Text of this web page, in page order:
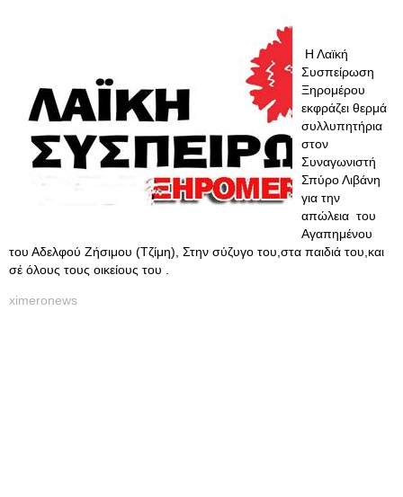
Η Λαϊκή
Συσπείρωση
Ξηρομέρου
εκφράζει θερμά
συλλυπητήρια
στον
Συναγωνιστή
Σπύρο Λιβάνη
για την
απώλεια του
Αγαπημένου
του Αδελφού Ζήσιμου (Τζίμη), Στην σύζυγο του,στα παιδιά του,και
σέ όλους τους οικείους του .
ximeronews